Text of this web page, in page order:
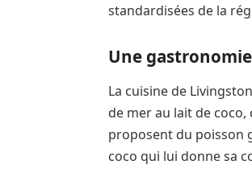
standardisées de la
Une
La cuisine de
de mer au lait de
proposent du poisson
coco qui lui donne sa